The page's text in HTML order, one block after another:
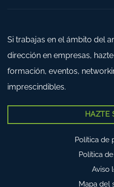
Si trabajas en el ámbito del
dirección en empresas,
formación, eventos,
imprescindibles.
HAZTE
Política de
Política
Aviso
Mapa del